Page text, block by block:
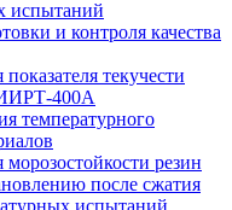
испытаний
и контроля качества
текучести
ИИРТ-400А
температурного
резин
после сжатия
испытаний